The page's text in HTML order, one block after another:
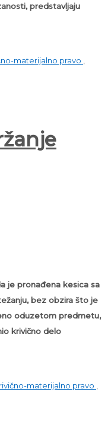
predstavljaju
materijalno pravo
je pronađena kesica sa
bez obzira što je
oduzetom predmetu,
krivično delo
materijalno pravo ,